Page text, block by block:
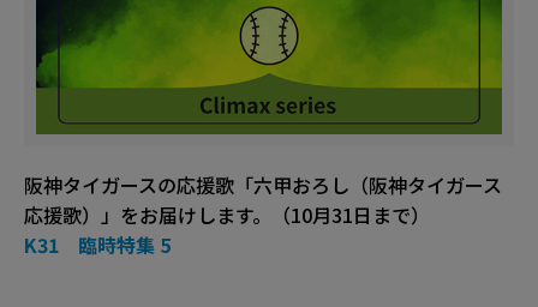
阪神タイガースの応援歌「六甲おろし（阪神タイガース
応援歌）」をお届けします。（10月31日まで）
K31 臨時特集 5